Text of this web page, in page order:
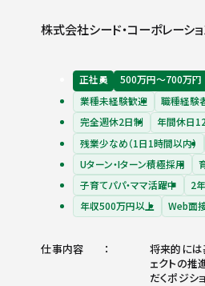
株式会社シード・コーポレーシ
正社員 500万円〜700万円
業種未経験歓迎
職種経験
完全週休2日制
年間休日
残業少なめ（1日1時間以内）
Uターン・Iターン積極採用
子育てパパ・ママ活躍中
2
年収500万円以上
Web面
仕事内容
将来的に
ェクトの推
だくポジシ